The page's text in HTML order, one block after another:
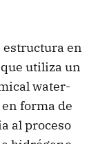
estructura en
utiliza un
water-
forma de
al proceso